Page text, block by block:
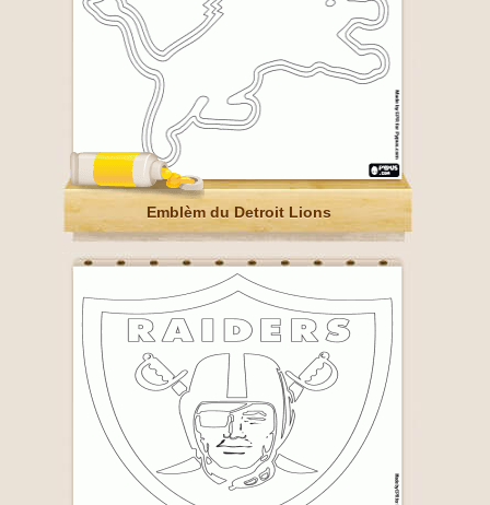
Emblèm du Detroit Lions